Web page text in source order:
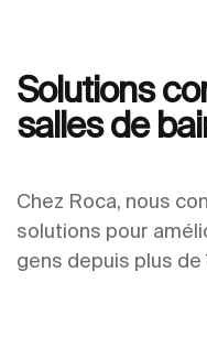
Solutions
salles de
Chez Roca, nous
solutions pour
gens depuis plus de